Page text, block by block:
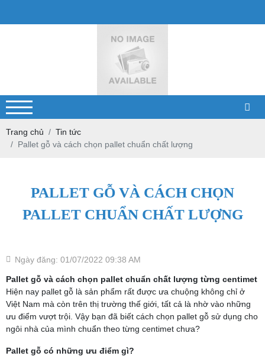
Trang chủ
Tin tức
Pallet gỗ và cách chọn pallet chuẩn chất lượng
PALLET GỖ VÀ CÁCH CHỌN
PALLET CHUẨN CHẤT LƯỢNG
Ngày đăng: 01/07/2022 09:38 AM
Pallet gỗ và cách chọn pallet chuẩn chất lượng từng centimet
Hiện nay pallet gỗ là sản phẩm rất được ưa chuộng không chỉ ở
Việt Nam mà còn trên thị trường thế giới, tất cả là nhờ vào những
ưu điểm vượt trội. Vậy bạn đã biết cách chọn pallet gỗ sử dụng cho
ngôi nhà của mình chuẩn theo từng centimet chưa?
Pallet gỗ có những ưu điểm gì?